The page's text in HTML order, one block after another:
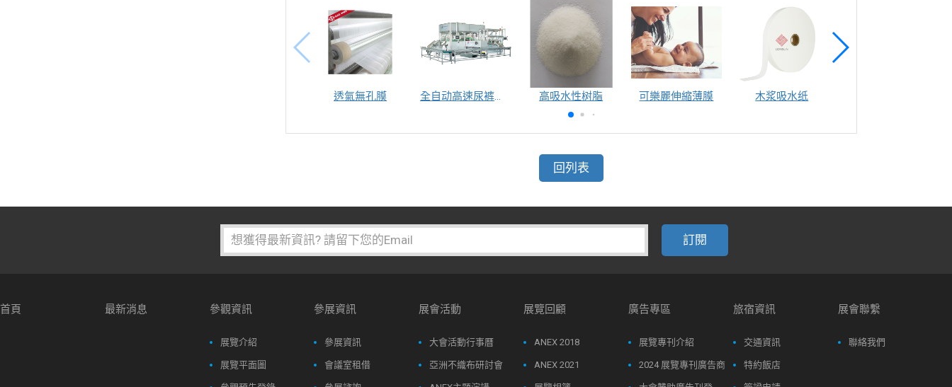
透氣無孔膜 全自动高速尿裤包装机（自动换号） 高吸水性树脂 可樂麗伸縮薄膜 木浆吸水纸
回列表
首頁 最新消息 參觀資訊
展覽介紹
展覽平面圖
參展資訊
參展資訊
會議室租借
展會活動
大會活動行事曆
亞洲不織布研討會
展覽回顧
ANEX 2018
ANEX 2021
廣告專區
展覽專刊介紹
2024 展覽專刊廣告商
旅宿資訊
交通資訊
特約飯店
展會聯繫
聯絡我們